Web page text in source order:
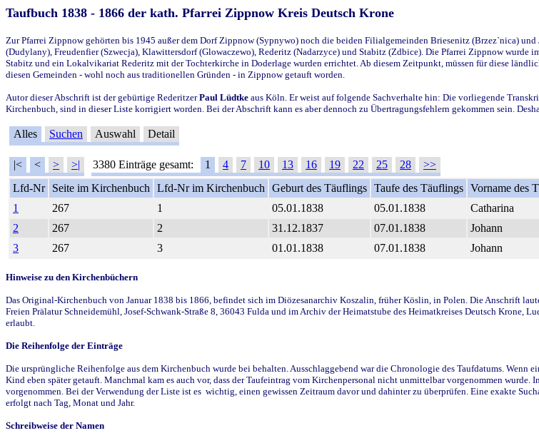
Taufbuch 1838 - 1866 der kath. Pfarrei Zippnow Kreis Deutsch Krone
Zur Pfarrei Zippnow gehörten bis 1945 außer dem Dorf Zippnow (Sypnywo) noch die beiden Filialgemeinden Briesenitz (Brzez`nica)
(Dudylany), Freudenfier (Szwecja), Klawittersdorf (Glowaczewo), Rederitz (Nadarzyce) und Stabitz (Zdbice). Die Pfarrei Zippnow
Stabitz und ein Lokalvikariat Rederitz mit der Tochterkirche in Doderlage wurden errichtet. Ab diesem Zeitpunkt, müssen für diese
diesen Gemeinden - wohl noch aus traditionellen Gründen - in Zippnow getauft worden.
Autor dieser Abschrift ist der gebürtige RederitzerPaul Lüdtke aus Köln. Er weist auf folgende Sachverhalte hin: Die vorliegende
Kirchenbuch, sind in dieser Liste korrigiert worden. Bei der Abschrift kann es aber dennoch zu Übertragungsfehlern gekommen sein.
Alles Suchen Auswahl Detail
|< < > >| 3380 Einträge gesamt: 1 4 7 10 13 16 19 22 25 28
>>
Lfd-Nr
Seite im Kirchenbuch Lfd-Nr im Kirchenbuch Geburt des Täuflings Taufe des Täuflings Vorname des
1
267 1 05.01.1838 05.01.1838 Catharina
2
267 2 31.12.1837 07.01.1838 Johann
3
267 3 01.01.1838 07.01.1838 Johann
Hinweise zu den Kirchenbüchern
Das Original-Kirchenbuch von Januar 1838 bis 1866, befindet sich im Diözesanarchiv Koszalin, früher Köslin, in Polen. Die Anschrift
Freien Prälatur Schneidemühl, Josef-Schwank-Straße 8, 36043 Fulda und im Archiv der Heimatstube des Heimatkreises Deutsch Krone,
erlaubt.
Die Reihenfolge der Einträge
Die ursprüngliche Reihenfolge aus dem Kirchenbuch wurde bei behalten. Ausschlaggebend war die Chronologie des Taufdatums.
Kind eben später getauft. Manchmal kam es auch vor, dass der Taufeintrag vom Kirchenpersonal nicht unmittelbar vorgenommen
vorgenommen. Bei der Verwendung der Liste ist es wichtig, einen gewissen Zeitraum davor und dahinter zu überprüfen. Eine exakte
erfolgt nach Tag, Monat und Jahr.
Schreibweise der Namen